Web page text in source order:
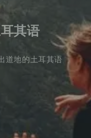
其语
道地的土耳其语